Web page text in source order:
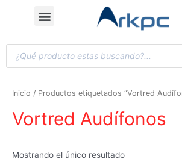
Inicio / Productos etiquetados “Vortred
Vortred Audífonos
Mostrando el único resultado